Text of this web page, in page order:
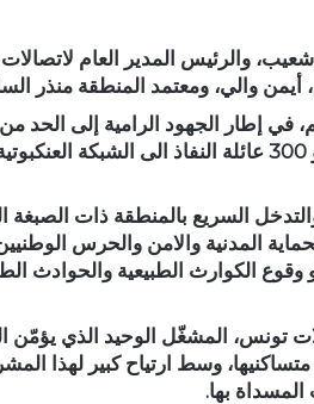
والرئيس المدير العام
والي، ومعتمد المنطقة منذر
هذا المشروع الممتدة شبكته على 5 كلم، في إطار الجهود
العزلة عن هذه المنطقة الريفية، بما يتيح لنحو 300 عائلة النفاذ
السريع بالمنطقة ذات الصبغة
المدنية والامن والحرس
الكوارث الطبيعية والحوادث
تونس، المشغّل الوحيد الذي يؤمّن
وسط ارتياح كبير لهذا
بها.